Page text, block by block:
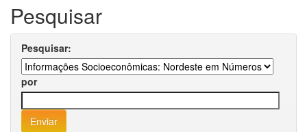
Pesquisar
Pesquisar:
por